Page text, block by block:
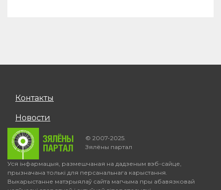
Контакты
Новости
© 2007-2025.
Зялёны партал
Уся інфармацыя, размешчаная на дадзеным вэб-сайце,
прызначана толькі для персанальнага карыстання.
Выкарыстанне матэрыялаў сайта магчыма пры абавязковай